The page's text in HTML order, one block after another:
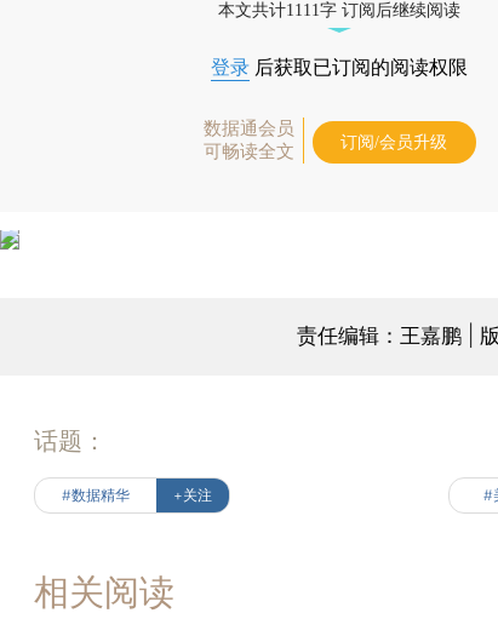
本文共计1111字 订阅后继续阅读
登录 后获取已订阅的阅读权限
数据通会员
可畅读全文
订阅/会员升级
责任编辑：王嘉鹏 |
话题：
#数据精华 +关注 #
相关阅读